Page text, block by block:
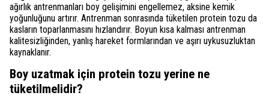
ağırlık antrenmanları boy gelişimini engellemez, aksine kemik
yoğunluğunu artırır. Antrenman sonrasında tüketilen protein tozu da
kasların toparlanmasını hızlandırır. Boyun kısa kalması antrenman
kalitesizliğinden, yanlış hareket formlarından ve aşırı uykusuzluktan
kaynaklanır.
Boy uzatmak için protein tozu yerine ne
tüketilmelidir?